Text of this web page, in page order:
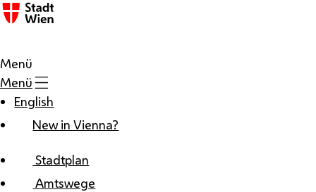
Zum Inhalt
Menü
Menü
English
New in Vienna?
Stadtplan
Amtswege